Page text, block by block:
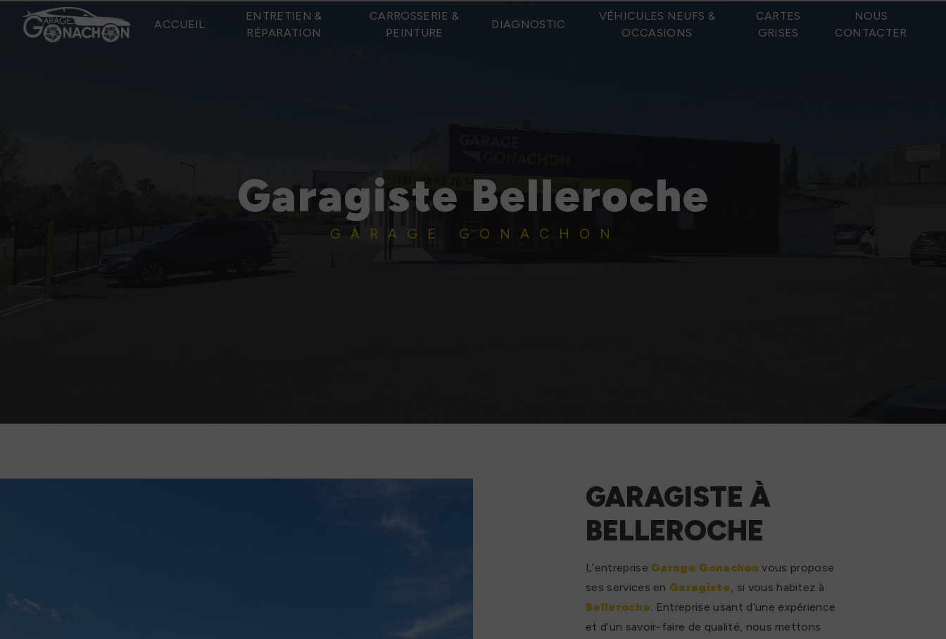
ACCUEIL
ENTRETIEN &
RÉPARATION
CARROSSERIE &
PEINTURE
DIAGNOSTIC
VÉHICULES NEUFS &
OCCASIONS
CARTES
GRISES
NOUS
CONTACTER
Garagiste Belleroche
GARAGE GONACHON
GARAGISTE À
BELLEROCHE
L’entreprise Garage Gonachon vous propose
ses services en Garagiste, si vous habitez à
Belleroche. Entreprise usant d’une expérience
et d’un savoir-faire de qualité, nous mettons
Panneau de gestion des cookies